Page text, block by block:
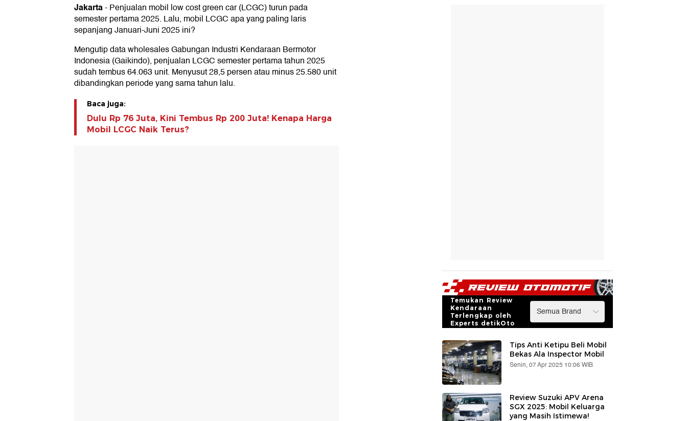
Jakarta-Penjualan mobil low cost green car (LCGC) turun pada
semester pertama 2025. Lalu, mobil LCGC apa yang paling laris
sepanjang Januari-Juni 2025 ini?
Mengutip data wholesales Gabungan Industri Kendaraan Bermotor
Indonesia (Gaikindo), penjualan LCGC semester pertama tahun 2025
sudah tembus 64.063 unit. Menyusut 28,5 persen atau minus 25.580 unit
dibandingkan periode yang sama tahun lalu.
Baca juga:
Dulu Rp 76 Juta, Kini Tembus Rp 200 Juta! Kenapa Harga
Mobil LCGC Naik Terus?
Temukan Review
Kendaraan
Terlengkap oleh
Experts detikOto
Tips Anti Ketipu Beli Mobil
Bekas Ala Inspector Mobil
Senin, 07 Apr 2025 10:06 WIB
Review Suzuki APV Arena
SGX 2025: Mobil Keluarga
yang Masih Istimewa!